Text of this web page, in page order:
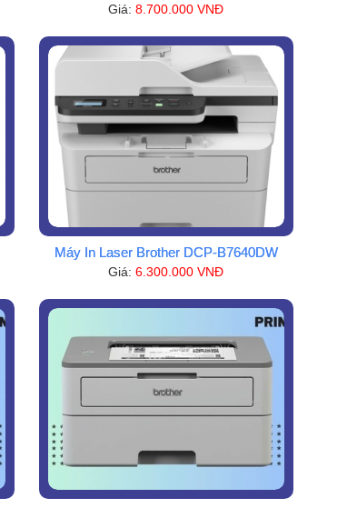
Giá: 8.700.000 VNĐ
Máy In Laser Brother DCP-B7640DW
Giá: 6.300.000 VNĐ